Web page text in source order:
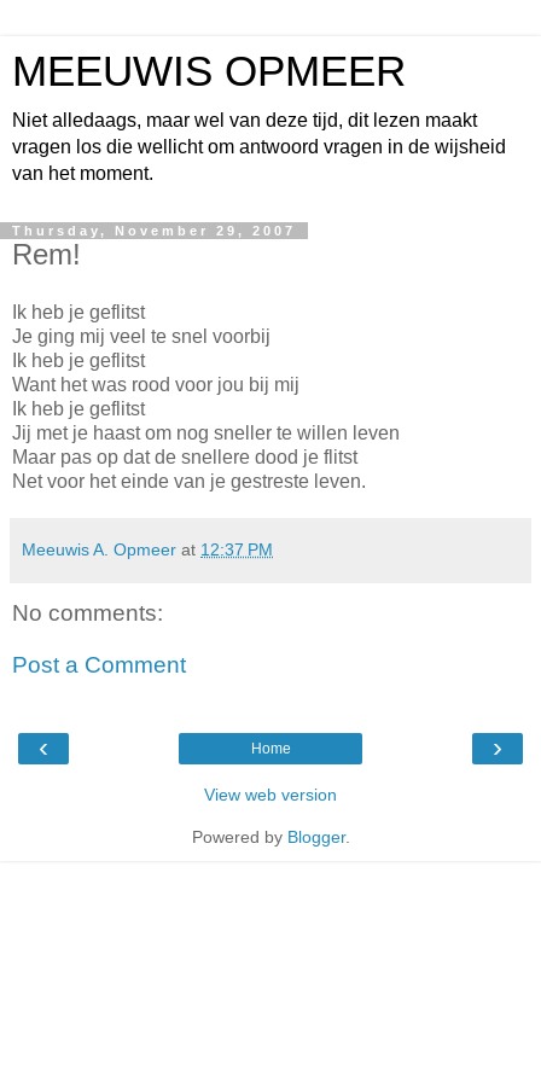
MEEUWIS OPMEER
Niet alledaags, maar wel van deze tijd, dit lezen maakt
vragen los die wellicht om antwoord vragen in de wijsheid
van het moment.
Thursday, November 29, 2007
Rem!
Ik heb je geflitst
Je ging mij veel te snel voorbij
Ik heb je geflitst
Want het was rood voor jou bij mij
Ik heb je geflitst
Jij met je haast om nog sneller te willen leven
Maar pas op dat de snellere dood je flitst
Net voor het einde van je gestreste leven.
Meeuwis A. Opmeer at 12:37 PM
No comments:
Post a Comment
‹ ›
Home
View web version
Powered by Blogger.